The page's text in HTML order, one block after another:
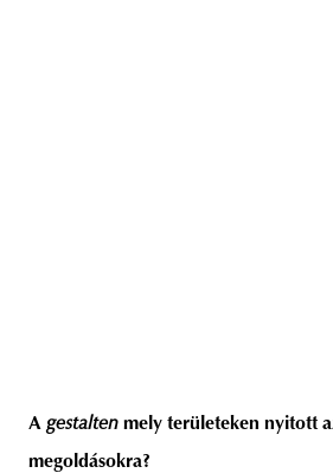
A gestalten mely területeken nyitott
megoldásokra?